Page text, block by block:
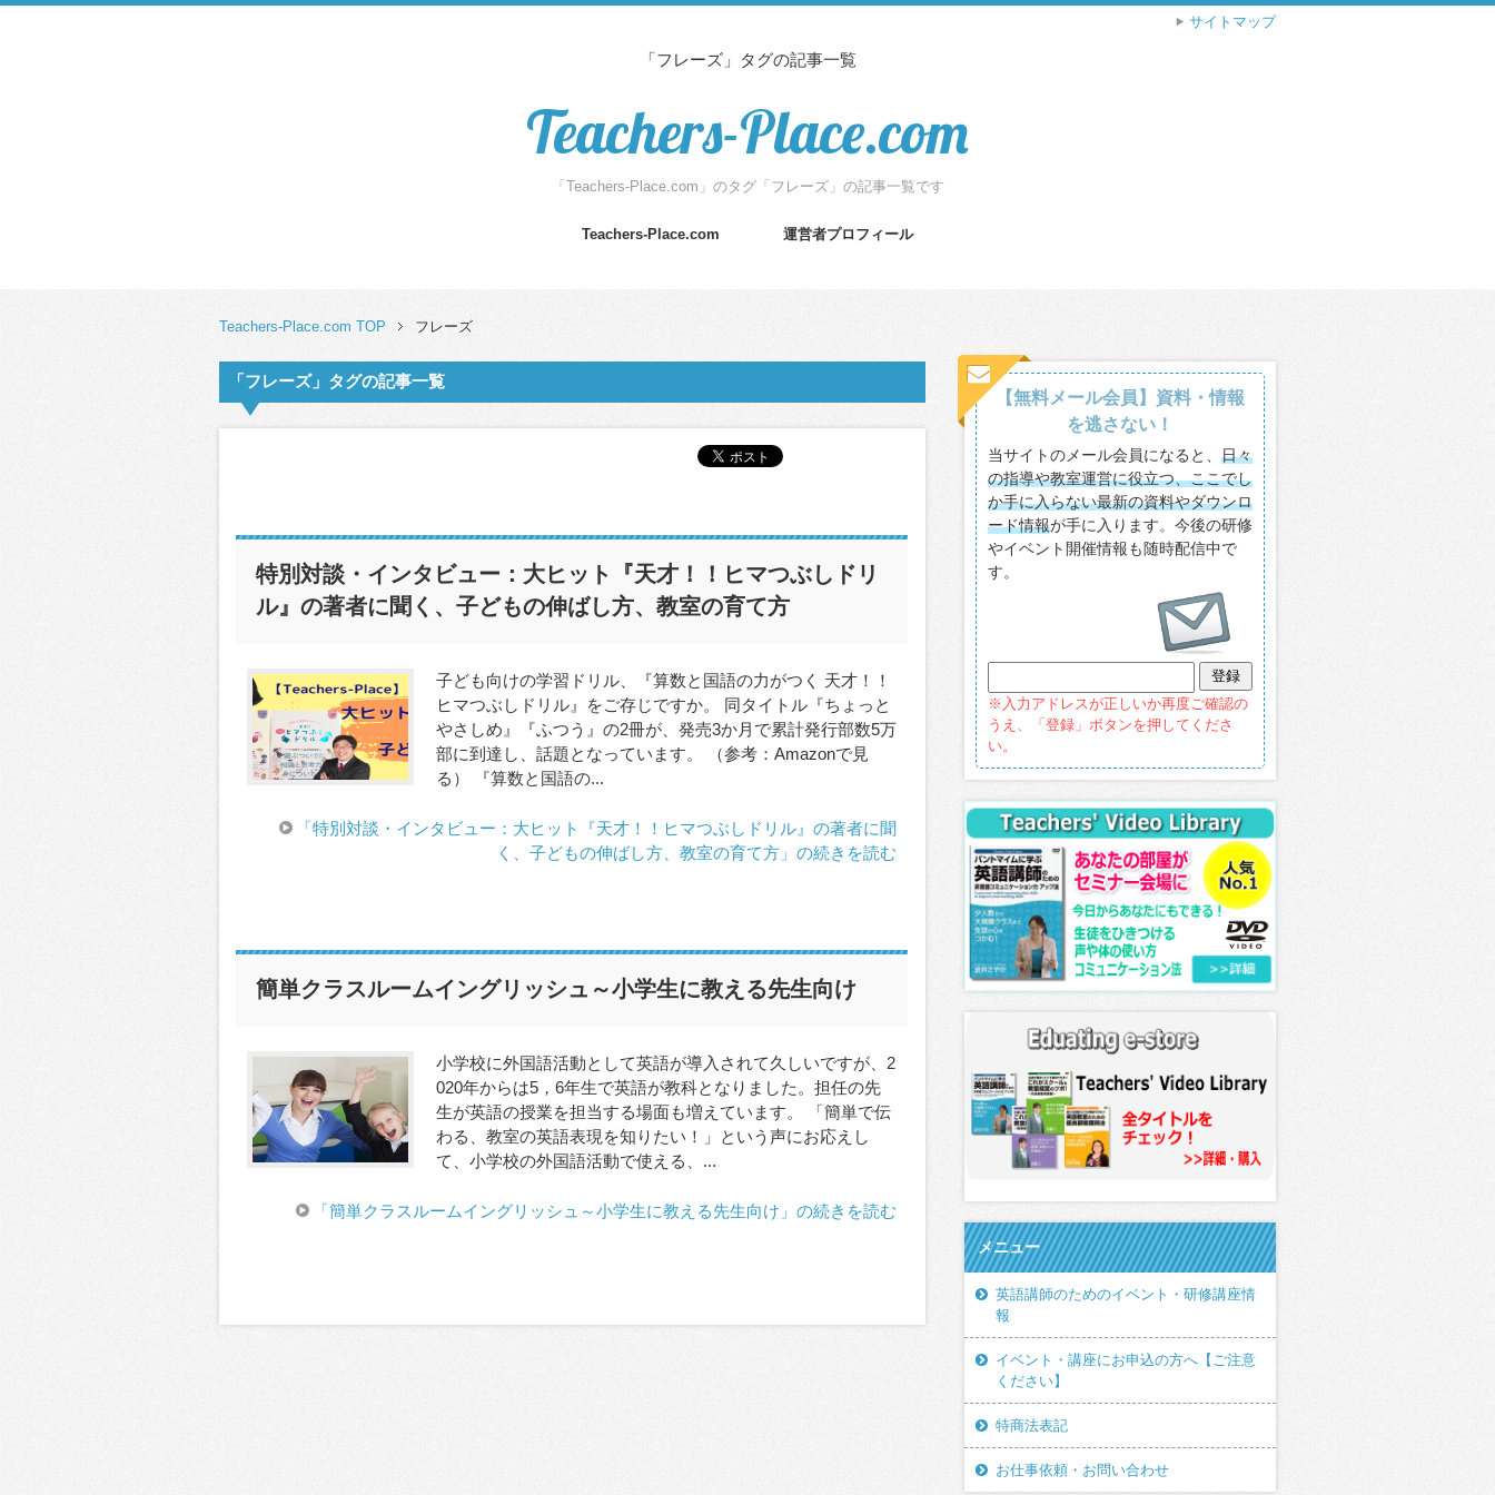
「フレーズ」タグの記事一覧
Teachers-Place.com
「Teachers-Place.com」のタグ「フレーズ」の記事一覧です
Teachers-Place.com 運営者プロフィール
Teachers-Place.com TOP フレーズ
「フレーズ」タグの記事一覧
特別対談・インタビュー：大ヒット『天才！！ヒマつぶしドリ
ル』の著者に聞く、子どもの伸ばし方、教室の育て方
子ども向けの学習ドリル、『算数と国語の力がつく 天才！！
ヒマつぶしドリル』をご存じですか。 同タイトル『ちょっと
やさしめ』『ふつう』の2冊が、発売3か月で累計発行部数5万
部に到達し、話題となっています。 （参考：Amazonで見
る） 『算数と国語の...
「特別対談・インタビュー：大ヒット『天才！！ヒマつぶしドリル』の著者に聞
く、子どもの伸ばし方、教室の育て方」の続きを読む
簡単クラスルームイングリッシュ～小学生に教える先生向け
小学校に外国語活動として英語が導入されて久しいですが、2
020年からは5，6年生で英語が教科となりました。担任の先
生が英語の授業を担当する場面も増えています。 「簡単で伝
わる、教室の英語表現を知りたい！」という声にお応えし
て、小学校の外国語活動で使える、...
「簡単クラスルームイングリッシュ～小学生に教える先生向け」の続きを読む
【無料メール会員】資料・情報
を逃さない！
当サイトのメール会員になると、 日々
の指導や教室運営に役立つ、ここでし
か手に入らない最新の資料やダウンロ
ード情報が手に入ります。今後の研修
やイベント開催情報も随時配信中で
す。
※入力アドレスが正しいか再度ご確認の
うえ、「登録」ボタンを押してくださ
い。
メニュー
英語講師のためのイベント・研修講座情
報
イベント・講座にお申込の方へ【ご注意
ください】
特商法表記
お仕事依頼・お問い合わせ
サイトマップ